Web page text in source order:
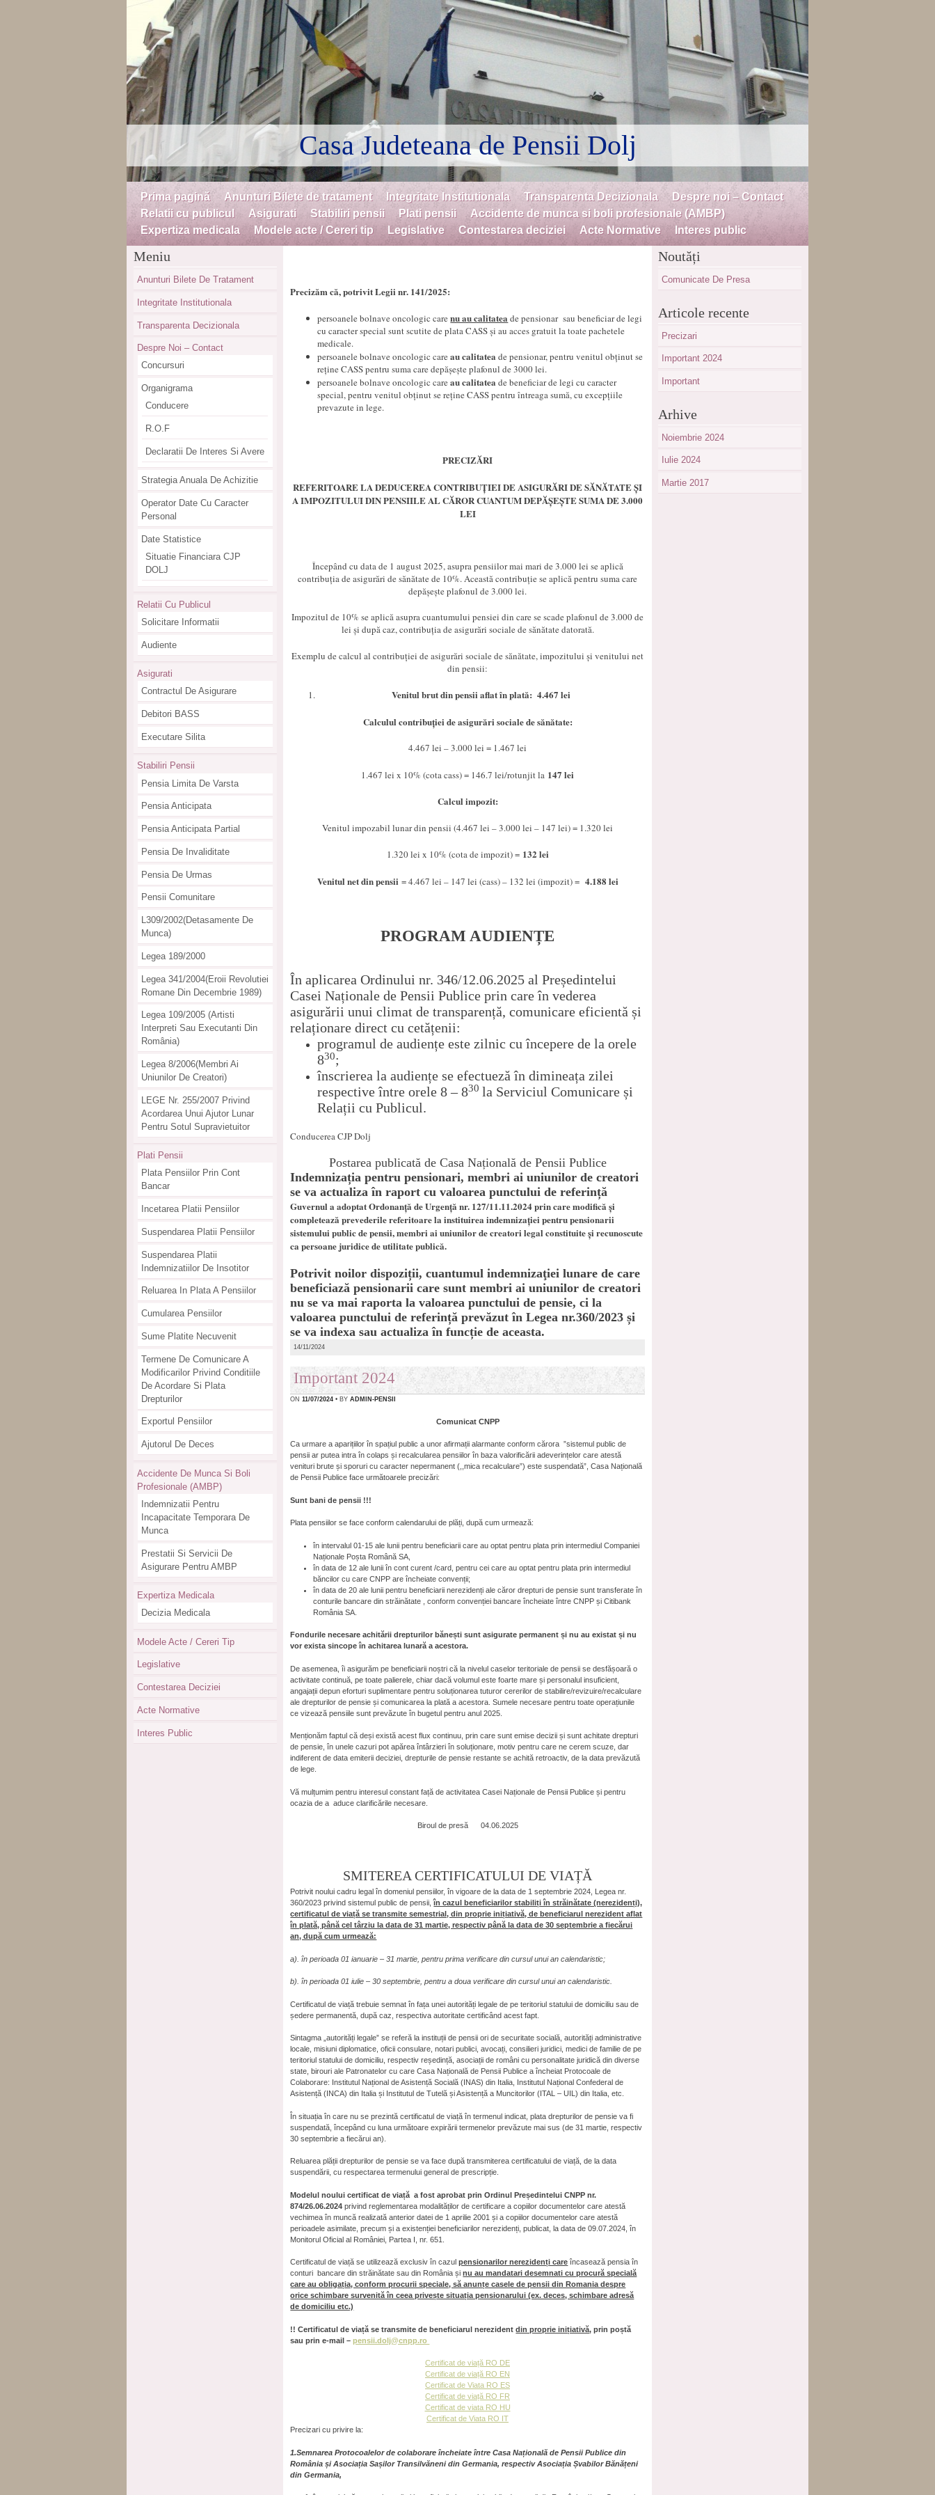
Casa Judeteana de Pensii Dolj
Menu
Skip to content
Prima pagină Anunturi Bilete de tratament Integritate Institutionala Transparenta Decizionala
Despre noi – Contact
Relatii cu publicul
Asigurati Stabiliri pensii Plati pensii
Accidente de munca si boli profesionale (AMBP)
Expertiza medicala
Modele acte / Cereri tip Legislative Contestarea deciziei Acte Normative Interes public
Precizăm că, potrivit Legii nr. 141/2025:
persoanele bolnave oncologic carenu au calitatea de pensionar sau beneficiar de legi
cu caracter special sunt scutite de plata CASS și au acces gratuit la toate pachetele
medicale.
persoanele bolnave oncologic careau calitatea de pensionar, pentru venitul obținut se
reține CASS pentru suma care depășește plafonul de 3000 lei.
persoanele bolnave oncologic careau calitatea de beneficiar de legi cu caracter
special, pentru venitul obținut se reține CASS pentru întreaga sumă, cu excepțiile
prevazute in lege.
PRECIZĂRI
REFERITOARE LA DEDUCEREA CONTRIBUȚIEI DE ASIGURĂRI DE SĂNĂTATE ȘI
A IMPOZITULUI DIN PENSIILE AL CĂROR CUANTUM DEPĂȘEȘTE SUMA DE 3.000
LEI
Începând cu data de 1 august 2025, asupra pensiilor mai mari de 3.000 lei se aplică
contribuția de asigurări de sănătate de 10%. Această contribuție se aplică pentru suma care
depășește plafonul de 3.000 lei.
Impozitul de 10% se aplică asupra cuantumului pensiei din care se scade plafonul de 3.000 de
lei și după caz, contribuția de asigurări sociale de sănătate datorată.
Exemplu de calcul al contribuției de asigurări sociale de sănătate, impozitului și venitului net
din pensii:
Venitul brut din pensii aflat în plată: 4.467 lei
Calculul contribuției de asigurări sociale de sănătate:
4.467 lei – 3.000 lei = 1.467 lei
1.467 lei x 10% (cota cass) = 146.7 lei/rotunjit la 147 lei
Calcul impozit:
Venitul impozabil lunar din pensii (4.467 lei – 3.000 lei – 147 lei) = 1.320 lei
1.320 lei x 10% (cota de impozit) = 132 lei
Venitul net din pensii = 4.467 lei – 147 lei (cass) – 132 lei (impozit) = 4.188 lei
PROGRAM AUDIENȚE
În aplicarea Ordinului nr. 346/12.06.2025 al Președintelui
Casei Naționale de Pensii Publice prin care în vederea
asigurării unui climat de transparență, comunicare eficientă și
relaționare direct cu cetățenii:
programul de audiențe este zilnic cu începere de la orele
830;
înscrierea la audiențe se efectueză în dimineața zilei
respective între orele 8 – 830la Serviciul Comunicare și
Relații cu Publicul.
Conducerea CJP Dolj
Postarea publicată de Casa Națională de Pensii Publice
Indemnizația pentru pensionari, membri ai uniunilor de creatori
se va actualiza în raport cu valoarea punctului de referință
Guvernul a adoptat Ordonanță de Urgență nr. 127/11.11.2024 prin care modifică și
completează prevederile referitoare la instituirea indemnizaţiei pentru pensionarii
sistemului public de pensii, membri ai uniunilor de creatori legal constituite şi recunoscute
ca persoane juridice de utilitate publică.
Potrivit noilor dispoziții, cuantumul indemnizaţiei lunare de care
beneficiază pensionarii care sunt membri ai uniunilor de creatori
nu se va mai raporta la valoarea punctului de pensie, ci la
valoarea punctului de referință prevăzut în Legea nr.360/2023 și
se va indexa sau actualiza în funcție de aceasta.
14/11/2024
Important 2024
ON11/07/2024 • BYADMIN-PENSII
Comunicat CNPP
Ca urmare a aparițiilor în spațiul public a unor afirmații alarmante conform cărora ”sistemul public de
pensii ar putea intra în colaps și recalcularea pensiilor în baza valorificării adeverințelor care atestă
venituri brute și sporuri cu caracter nepermanent (,,mica recalculare”) este suspendată”, Casa Națională
de Pensii Publice face următoarele precizări:
Sunt bani de pensii !!!
Plata pensiilor se face conform calendarului de plăți, după cum urmează:
în intervalul 01-15 ale lunii pentru beneficiarii care au optat pentru plata prin intermediul Companiei
Naționale Poșta Română SA,
în data de 12 ale lunii în cont curent /card, pentru cei care au optat pentru plata prin intermediul
băncilor cu care CNPP are încheiate convenții;
în data de 20 ale lunii pentru beneficiarii nerezidenți ale căror drepturi de pensie sunt transferate în
conturile bancare din străinătate , conform convenției bancare încheiate între CNPP și Citibank
România SA.
Fondurile necesare achitării drepturilor bănești sunt asigurate permanent și nu au existat și nu
vor exista sincope în achitarea lunară a acestora.
De asemenea, îi asigurăm pe beneficiarii noștri că la nivelul caselor teritoriale de pensii se desfășoară o
activitate continuă, pe toate palierele, chiar dacă volumul este foarte mare și personalul insuficient,
angajații depun eforturi suplimentare pentru soluționarea tuturor cererilor de stabilire/revizuire/recalculare
ale drepturilor de pensie și comunicarea la plată a acestora. Sumele necesare pentru toate operațiunile
ce vizează pensiile sunt prevăzute în bugetul pentru anul 2025.
Menționăm faptul că deși există acest flux continuu, prin care sunt emise decizii și sunt achitate drepturi
de pensie, în unele cazuri pot apărea întârzieri în soluționare, motiv pentru care ne cerem scuze, dar
indiferent de data emiterii deciziei, drepturile de pensie restante se achită retroactiv, de la data prevăzută
de lege.
Vă mulțumim pentru interesul constant față de activitatea Casei Naționale de Pensii Publice și pentru
ocazia de a aduce clarificările necesare.
Biroul de presă 04.06.2025
SMITEREA CERTIFICATULUI DE VIAȚĂ
Potrivit noului cadru legal în domeniul pensiilor, în vigoare de la data de 1 septembrie 2024, Legea nr.
360/2023 privind sistemul public de pensii,în cazul beneficiarilor stabiliți în străinătate (nerezidenți),
certificatul de viață se transmite semestrial, din proprie inițiativă, de beneficiarul nerezident aflat
în plată, până cel târziu la data de 31 martie, respectiv până la data de 30 septembrie a fiecărui
an, după cum urmează:
a). în perioada 01 ianuarie – 31 martie, pentru prima verificare din cursul unui an calendaristic;
b). în perioada 01 iulie – 30 septembrie, pentru a doua verificare din cursul unui an calendaristic.
Certificatul de viață trebuie semnat în fața unei autorități legale de pe teritoriul statului de domiciliu sau de
ședere permanentă, după caz, respectiva autoritate certificând acest fapt.
Sintagma „autorități legale” se referă la instituții de pensii ori de securitate socială, autorități administrative
locale, misiuni diplomatice, oficii consulare, notari publici, avocați, consilieri juridici, medici de familie de pe
teritoriul statului de domiciliu, respectiv reședință, asociații de români cu personalitate juridică din diverse
state, birouri ale Patronatelor cu care Casa Națională de Pensii Publice a încheiat Protocoale de
Colaborare: Institutul Național de Asistență Socială (INAS) din Italia, Institutul Național Confederal de
Asistență (INCA) din Italia și Institutul de Tutelă și Asistență a Muncitorilor (ITAL – UIL) din Italia, etc.
În situația în care nu se prezintă certificatul de viață în termenul indicat, plata drepturilor de pensie va fi
suspendată, începând cu luna următoare expirării termenelor prevăzute mai sus (de 31 martie, respectiv
30 septembrie a fiecărui an).
Reluarea plății drepturilor de pensie se va face după transmiterea certificatului de viață, de la data
suspendării, cu respectarea termenului general de prescripție.
Modelul noului certificat de viață a fost aprobat prin Ordinul Președintelui CNPP nr.
874/26.06.2024 privind reglementarea modalităților de certificare a copiilor documentelor care atestă
vechimea în muncă realizată anterior datei de 1 aprilie 2001 și a copiilor documentelor care atestă
perioadele asimilate, precum și a existenției beneficiarilor nerezidenți, publicat, la data de 09.07.2024, în
Monitorul Oficial al României, Partea I, nr. 651.
Certificatul de viață se utilizează exclusiv în cazulpensionarilor nerezidenți care încasează pensia în
conturi bancare din străinătate sau din România șinu au mandatari desemnati cu procură specială
care au obligația, conform procurii speciale, să anunțe casele de pensii din Romania despre
orice schimbare survenită în ceea privește situația pensionarului (ex. deces, schimbare adresă
de domiciliu etc.)
!! Certificatul de viață se transmite de beneficiarul nerezidentdin proprie inițiativă, prin poștă
sau prin e-mail –pensii.dolj@cnpp.ro
Certificat de viață RO DE
Certificat de viață RO EN
Certificat de Viata RO ES
Certificat de viață RO FR
Certificat de viata RO HU
Certificat de Viata RO IT
Precizari cu privire la:
1.Semnarea Protocoalelor de colaborare încheiate între Casa Națională de Pensii Publice din
România și Asociația Sașilor Transilvăneni din Germania, respectiv Asociația Șvabilor Bănățeni
din Germania,
Meniu
Anunturi Bilete De Tratament
Integritate Institutionala
Transparenta Decizionala
Despre Noi – Contact
Concursuri
Organigrama
Conducere
R.O.F
Declaratii De Interes Si Avere
Strategia Anuala De Achizitie
Operator Date Cu Caracter
Personal
Date Statistice
Situatie Financiara CJP
DOLJ
Relatii Cu Publicul
Solicitare Informatii
Audiente
Asigurati
Contractul De Asigurare
Debitori BASS
Executare Silita
Stabiliri Pensii
Pensia Limita De Varsta
Pensia Anticipata
Pensia Anticipata Partial
Pensia De Invaliditate
Pensia De Urmas
Pensii Comunitare
L309/2002(detasamente De
Munca)
Legea 189/2000
Legea 341/2004(eroii Revolutiei
Romane Din Decembrie 1989)
Legea 109/2005 (artisti
Interpreti Sau Executanti Din
România)
Legea 8/2006(membri Ai
Uniunilor De Creatori)
LEGE Nr. 255/2007 Privind
Acordarea Unui Ajutor Lunar
Pentru Sotul Supravietuitor
Plati Pensii
Plata Pensiilor Prin Cont
Bancar
Incetarea Platii Pensiilor
Suspendarea Platii Pensiilor
Suspendarea Platii
Indemnizatiilor De Insotitor
Reluarea In Plata A Pensiilor
Cumularea Pensiilor
Sume Platite Necuvenit
Termene De Comunicare A
Modificarilor Privind Conditiile
De Acordare Si Plata
Drepturilor
Exportul Pensiilor
Ajutorul De Deces
Accidente De Munca Si Boli
Profesionale (AMBP)
Indemnizatii Pentru
Incapacitate Temporara De
Munca
Prestatii Si Servicii De
Asigurare Pentru AMBP
Expertiza Medicala
Decizia Medicala
Modele Acte / Cereri Tip
Legislative
Contestarea Deciziei
Acte Normative
Interes Public
Noutăți
Comunicate De Presa
Articole recente
Precizari
Important 2024
Important
Arhive
Noiembrie 2024
Iulie 2024
Martie 2017